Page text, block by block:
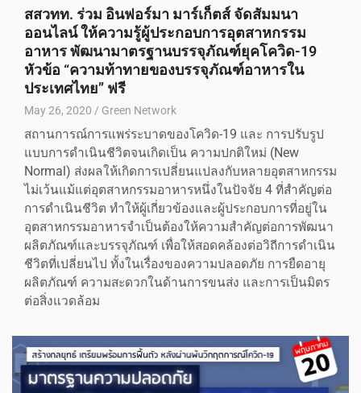
สสวทท. ร่วม อินฟอร์มา มาร์เก็ตส์ จัดสัมมนา
ออนไลน์ ให้ความรู้ผู้ประกอบการอุตสาหกรรม
อาหาร พัฒนามาตรฐานบรรจุภัณฑ์ยุคโควิด-19
หัวข้อ “ความท้าทายของบรรจุภัณฑ์อาหารใน
ประเทศไทย” ฟรี
May 26, 2020 Green Network
สถานการณ์การแพร่ระบาดของโควิด-19 และ การปรับรูป
แบบการดำเนินชีวิตจนเกิดเป็น ความปกติใหม่ (New
Normal) ส่งผลให้เกิดการเปลี่ยนแปลงกับหลายอุตสาหกรรม
ไม่เว้นแม้แต่อุตสาหกรรมอาหารหนึ่งในปัจจัย 4 ที่สำคัญต่อ
การดำเนินชีวิต ทำให้ผู้เกี่ยวข้องและผู้ประกอบการที่อยู่ใน
อุตสาหกรรมอาหารจำเป็นต้องให้ความสำคัญต่อการพัฒนา
ผลิตภัณฑ์และบรรจุภัณฑ์ เพื่อให้สอดคล้องต่อวิถีการดำเนิน
ชีวิตที่เปลี่ยนไป ทั้งในเรื่องของความปลอดภัย การยืดอายุ
ผลิตภัณฑ์ ความสะดวกในด้านการขนส่ง และการเป็นมิตร
ต่อสิ่งแวดล้อม